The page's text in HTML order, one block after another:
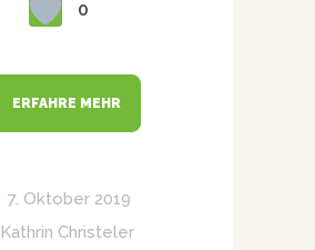
0
ERFAHRE MEHR
7. Oktober 2019
Kathrin Christeler